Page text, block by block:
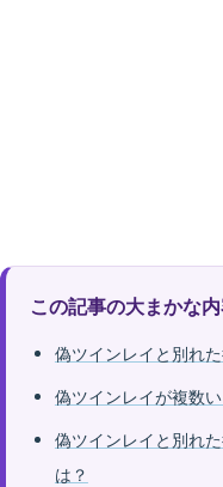
この記事の大まかな
偽ツインレイと別れ
偽ツインレイが複数
偽ツインレイと別れ
は？